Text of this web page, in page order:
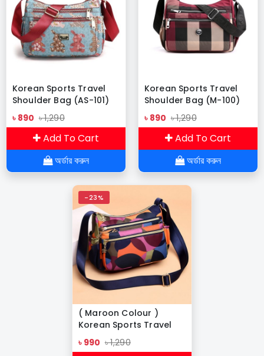
Korean Sports Travel
Shoulder Bag (AS-101)
৳ 890 ৳ 1,290
Add To Cart
অর্ডার করুন
Korean Sports Travel
Shoulder Bag (M-100)
৳ 890 ৳ 1,290
Add To Cart
অর্ডার করুন
-23%
( Maroon Colour )
Korean Sports Travel
Shoulder Bag
৳ 990 ৳ 1,290